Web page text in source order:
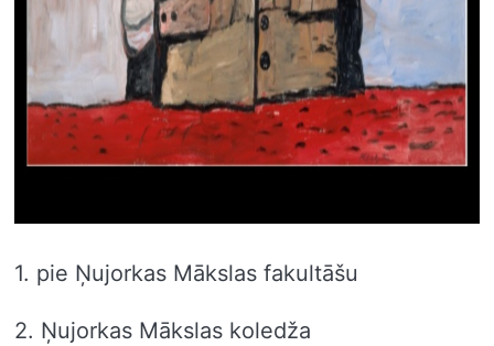
1. pie Ņujorkas Mākslas fakultāšu
2. Ņujorkas Mākslas koledža